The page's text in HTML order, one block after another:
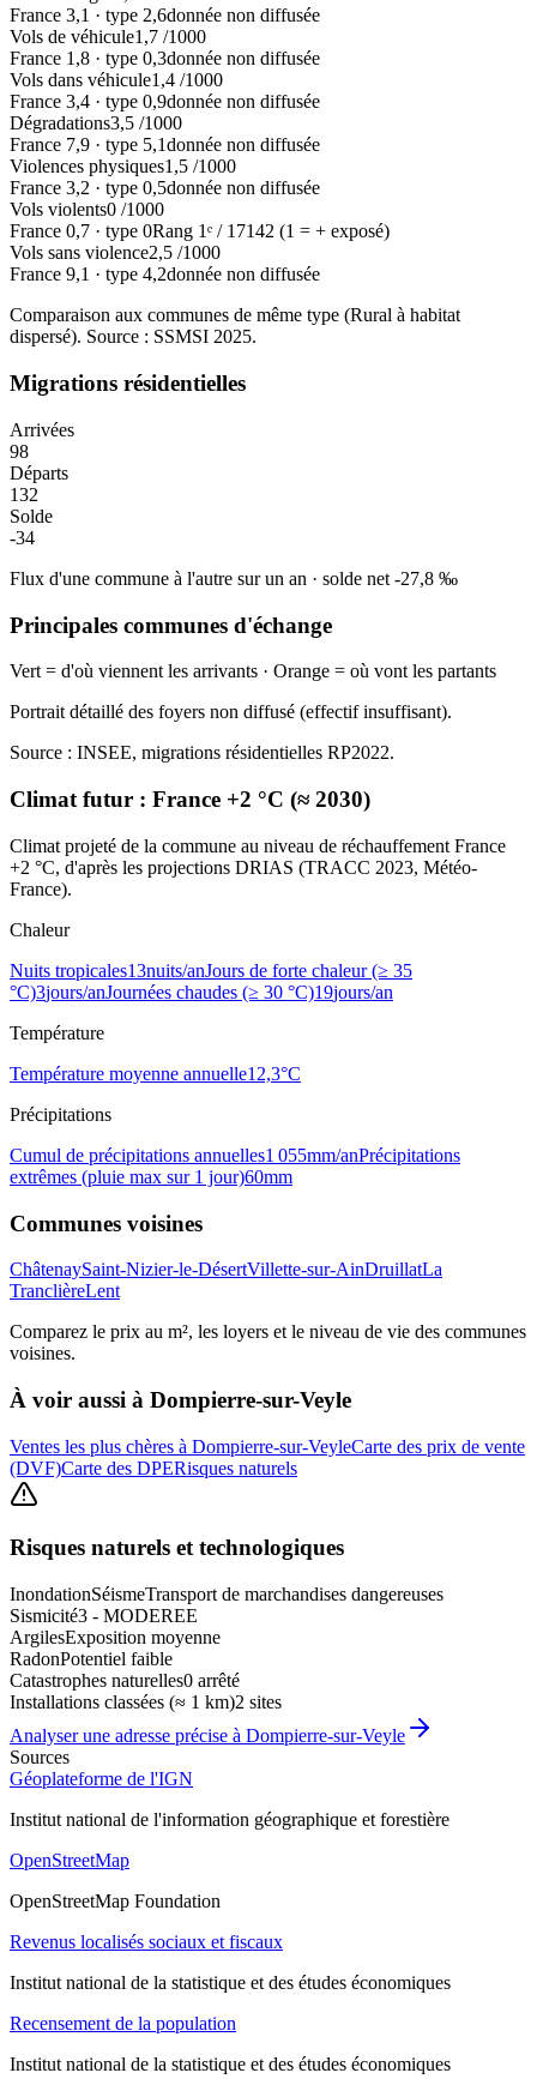
France 3,1 · type 2,6donnée non diffusée
Vols de véhicule1,7 /1000
France 1,8 · type 0,3donnée non diffusée
Vols dans véhicule1,4 /1000
France 3,4 · type 0,9donnée non diffusée
Dégradations3,5 /1000
France 7,9 · type 5,1donnée non diffusée
Violences physiques1,5 /1000
France 3,2 · type 0,5donnée non diffusée
Vols violents0 /1000
France 0,7 · type 0Rang 1ᵉ / 17142 (1 = + exposé)
Vols sans violence2,5 /1000
France 9,1 · type 4,2donnée non diffusée
Comparaison aux communes de même type (Rural à habitat
dispersé). Source : SSMSI 2025.
Migrations résidentielles
Arrivées
98
Départs
132
Solde
-34
Flux d'une commune à l'autre sur un an · solde net -27,8 ‰
Principales communes d'échange
Vert = d'où viennent les arrivants · Orange = où vont les partants
Portrait détaillé des foyers non diffusé (effectif insuffisant).
Source : INSEE, migrations résidentielles RP2022.
Climat futur : France +2 °C (≈ 2030)
Climat projeté de la commune au niveau de réchauffement France
+2 °C, d'après les projections DRIAS (TRACC 2023, Météo-
France).
Chaleur
Nuits tropicales13nuits/anJours de forte chaleur (≥ 35
°C)3jours/anJournées chaudes (≥ 30 °C)19jours/an
Température
Température moyenne annuelle12,3°C
Précipitations
Cumul de précipitations annuelles1 055mm/anPrécipitations
extrêmes (pluie max sur 1 jour)60mm
Communes voisines
ChâtenaySaint-Nizier-le-DésertVillette-sur-AinDruillatLa
TranclièreLent
Comparez le prix au m², les loyers et le niveau de vie des communes
voisines.
À voir aussi à Dompierre-sur-Veyle
Ventes les plus chères à Dompierre-sur-VeyleCarte des prix de vente
(DVF)Carte des DPERisques naturels
Risques naturels et technologiques
InondationSéismeTransport de marchandises dangereuses
Sismicité3 - MODEREE
ArgilesExposition moyenne
RadonPotentiel faible
Catastrophes naturelles0 arrêté
Installations classées (≈ 1 km)2 sites
Analyser une adresse précise à Dompierre-sur-Veyle
Sources
Géoplateforme de l'IGN
Institut national de l'information géographique et forestière
OpenStreetMap
OpenStreetMap Foundation
Revenus localisés sociaux et fiscaux
Institut national de la statistique et des études économiques
Recensement de la population
Institut national de la statistique et des études économiques